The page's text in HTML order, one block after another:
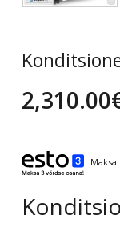
2,310.00